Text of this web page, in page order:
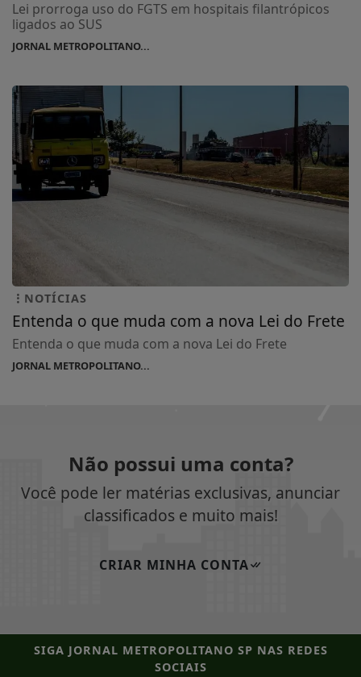
Lei prorroga uso do FGTS em hospitais filantrópicos
ligados ao SUS
JORNAL METROPOLITANO...
NOTÍCIAS
Entenda o que muda com a nova Lei do Frete
Entenda o que muda com a nova Lei do Frete
JORNAL METROPOLITANO...
Não possui uma conta?
Você pode ler matérias exclusivas, anunciar
classificados e muito mais!
CRIAR MINHA CONTA
SIGA JORNAL METROPOLITANO SP NAS REDES
SOCIAIS